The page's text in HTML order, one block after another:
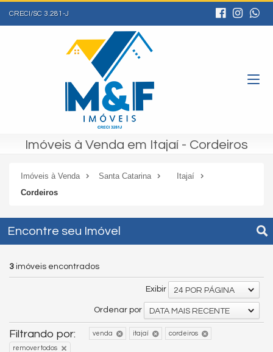
CRECI/SC 3.281-J
Imóveis à Venda em Itajaí - Cordeiros
Imóveis à Venda Santa Catarina
Itajaí
Cordeiros
Encontre seu Imóvel
3 imóveis encontrados
Exibir 24 POR PÁGINA
Ordenar por DATA MAIS RECENTE
Filtrando por: venda itajaí cordeiros
remover todos